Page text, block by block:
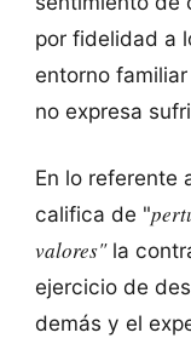
por fidelidad a
entorno
no expresa
En lo referente
califica de "
valores"la
ejercicio de
demás y el